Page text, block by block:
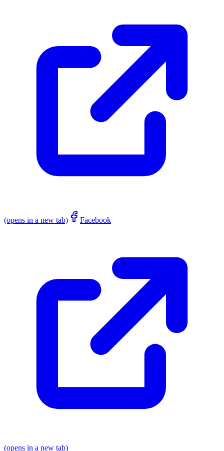
(opens in a new tab) Facebook
(opens in a new tab)